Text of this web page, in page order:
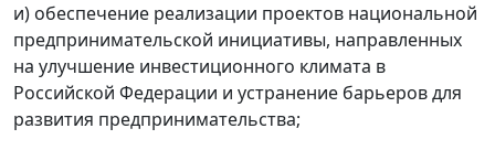
и) обеспечение реализации проектов национальной
предпринимательской инициативы, направленных
на улучшение инвестиционного климата в
Российской Федерации и устранение барьеров для
развития предпринимательства;